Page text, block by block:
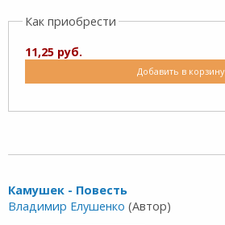
Как приобрести
11,25 руб.
Добавить в корзину
Камушек - Повесть
Владимир Елушенко (Автор)